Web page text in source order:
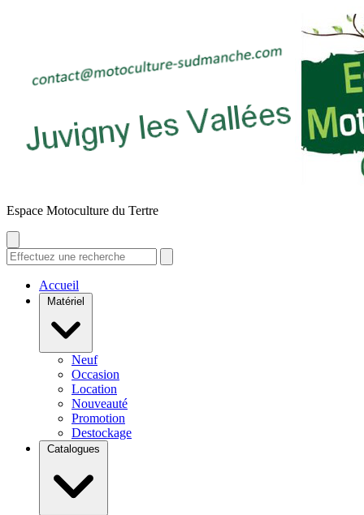
Espace Motoculture du Tertre
Accueil
Matériel
Neuf
Occasion
Location
Nouveauté
Promotion
Destockage
Catalogues